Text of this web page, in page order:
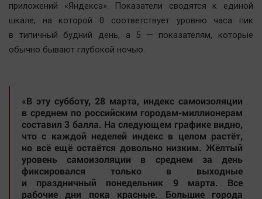
Курилка
Мнения
Hедвижимость
Образование
Автомобили
XX век: криминальные уроки
Банки
приложений «Яндекса». Показатели сводятся к единой
шкале, на которой 0 соответствует уровню часа пик
в типичный будний день, а 5 — показателям, которые
обычно бывают глубокой ночью.
«В эту субботу, 28 марта, индекс самоизоляции
в среднем по российским городам-миллионерам
составил 3 балла. На следующем графике видно,
что с каждой неделей индекс в целом растёт,
но всё ещё остаётся довольно низким. Жёлтый
уровень самоизоляции в среднем за день
фиксировался только в выходные
и праздничный понедельник 9 марта. Все
рабочие дни пока красные. Большие города